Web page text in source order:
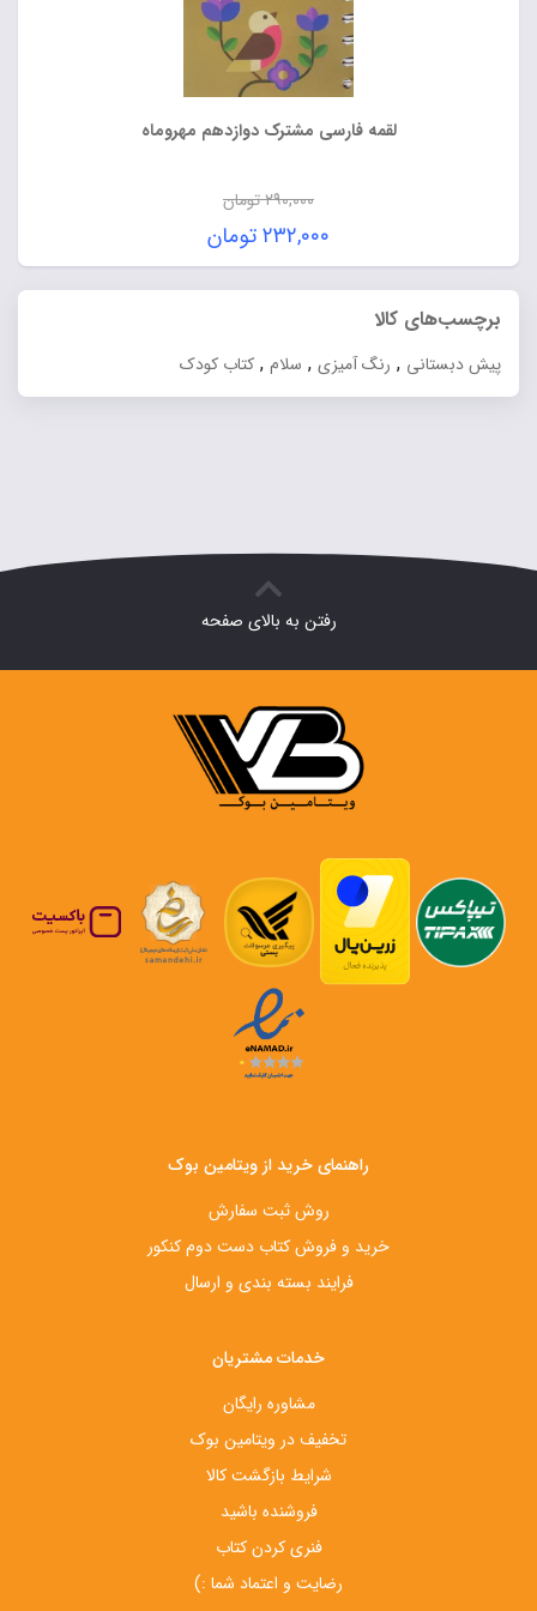
لقمه فارسی مشترک دوازدهم مهروماه
۲۹۰,۰۰۰تومان
قیمت
اصلی:
۲۹۰,۰۰۰ تومان
۲۳۲,۰۰۰تومان
قیمت
فعلی:
برچسب‌های کالا
پیش دبستانی , رنگ آمیزی , سلام , کتاب کودک
رفتن به بالای صفحه
راهنمای خرید از ویتامین بوک
روش ثبت سفارش
خرید و فروش کتاب دست‌ دوم کنکور
فرایند بسته بندی و ارسال
خدمات مشتریان
مشاوره رایگان
تخفیف در ویتامین بوک
شرایط بازگشت کالا
فروشنده باشید
فنری کردن کتاب
رضایت و اعتماد شما :)